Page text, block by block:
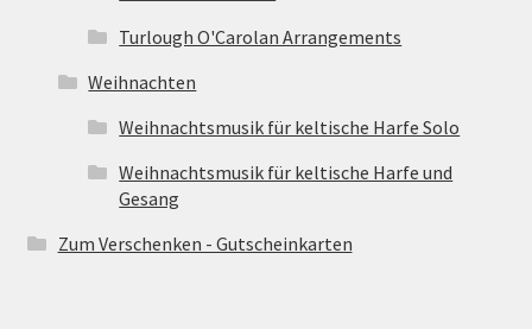
Turlough O'Carolan Arrangements
Weihnachten
Weihnachtsmusik für keltische Harfe Solo
Weihnachtsmusik für keltische Harfe und
Gesang
Zum Verschenken - Gutscheinkarten